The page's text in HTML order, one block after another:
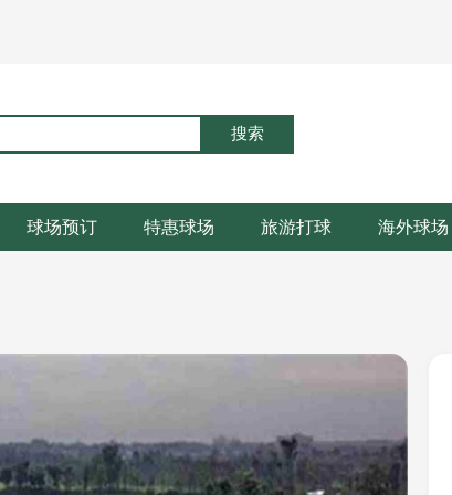
搜索
球场预订 特惠球场 旅游打球 海外球场